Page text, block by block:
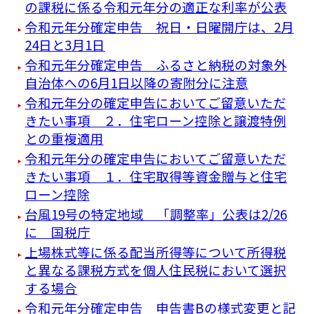
の課税に係る令和元年分の適正な利率が公表
令和元年分確定申告 祝日・日曜開庁は、2月
24日と3月1日
令和元年分確定申告 ふるさと納税の対象外
自治体への6月1日以降の寄附分に注意
令和元年分の確定申告においてご留意いただ
きたい事項 ２．住宅ローン控除と譲渡特例
との重複適用
令和元年分の確定申告においてご留意いただ
きたい事項 １．住宅取得等資金贈与と住宅
ローン控除
台風19号の特定地域 「調整率」公表は2/26
に 国税庁
上場株式等に係る配当所得等について所得税
と異なる課税方式を個人住民税において選択
する場合
令和元年分確定申告 申告書Bの様式変更と記